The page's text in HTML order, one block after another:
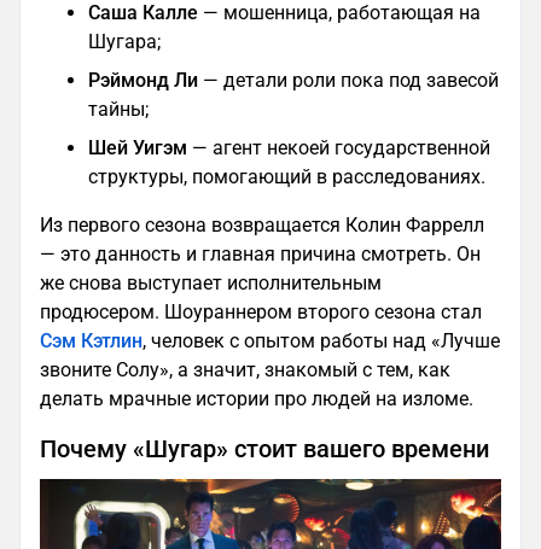
Саша Калле — мошенница, работающая на
Шугара;
Рэймонд Ли — детали роли пока под завесой
тайны;
Шей Уигэм — агент некоей государственной
структуры, помогающий в расследованиях.
Из первого сезона возвращается Колин Фаррелл
— это данность и главная причина смотреть. Он
же снова выступает исполнительным
продюсером. Шоураннером второго сезона стал
Сэм Кэтлин, человек с опытом работы над «Лучше
звоните Солу», а значит, знакомый с тем, как
делать мрачные истории про людей на изломе.
Почему «Шугар» стоит вашего времени